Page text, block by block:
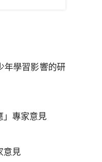
年學習影響的研
」專家意見
意見